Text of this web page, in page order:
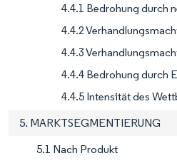
4.4.1 Bedrohung durch
4.4.2
4.4.3
4.4.4 Bedrohung durch
4.4.5 Intensität des
5. MARKTSEGMENTIERUNG
5.1 Nach Produkt